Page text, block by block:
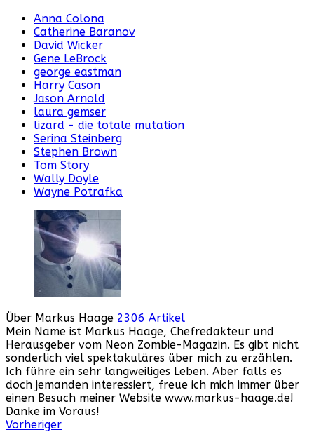
Anna Colona
Catherine Baranov
David Wicker
Gene LeBrock
george eastman
Harry Cason
Jason Arnold
laura gemser
lizard - die totale mutation
Serina Steinberg
Stephen Brown
Tom Story
Wally Doyle
Wayne Potrafka
Über Markus Haage 2306 Artikel
Mein Name ist Markus Haage, Chefredakteur und
Herausgeber vom Neon Zombie-Magazin. Es gibt nicht
sonderlich viel spektakuläres über mich zu erzählen.
Ich führe ein sehr langweiliges Leben. Aber falls es
doch jemanden interessiert, freue ich mich immer über
einen Besuch meiner Website www.markus-haage.de!
Danke im Voraus!
Webseite
Facebook
Instagram
YouTube
Vorheriger